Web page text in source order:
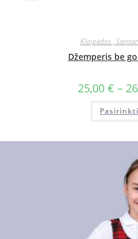
Klaipėdos
Džemperis be
25,00 € –